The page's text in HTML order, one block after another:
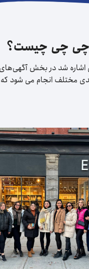
چی چی چیست؟
اشاره شد در بخش
۳ دسته‌بندی مختلف انجام می